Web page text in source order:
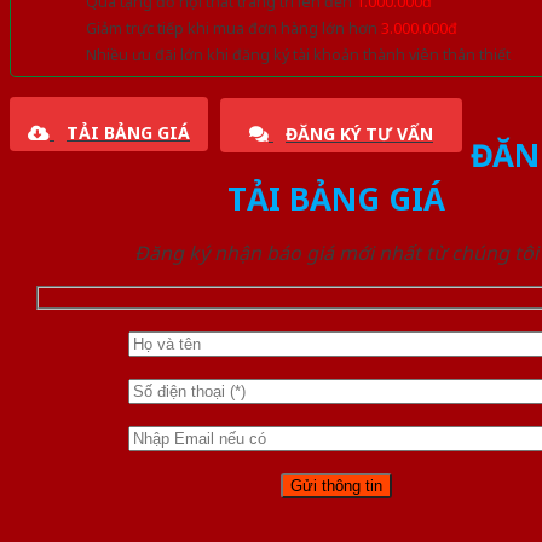
Giảm trực tiếp khi mua đơn hàng lớn hơn 3.000.000đ
Nhiều ưu đãi lớn khi đăng ký tài khoản thành viên thân thiết
TẢI BẢNG GIÁ ĐĂNG KÝ TƯ VẤN
TẢI BẢNG GIÁ
Đăng ký nhận báo giá mới nhất từ chúng tôi